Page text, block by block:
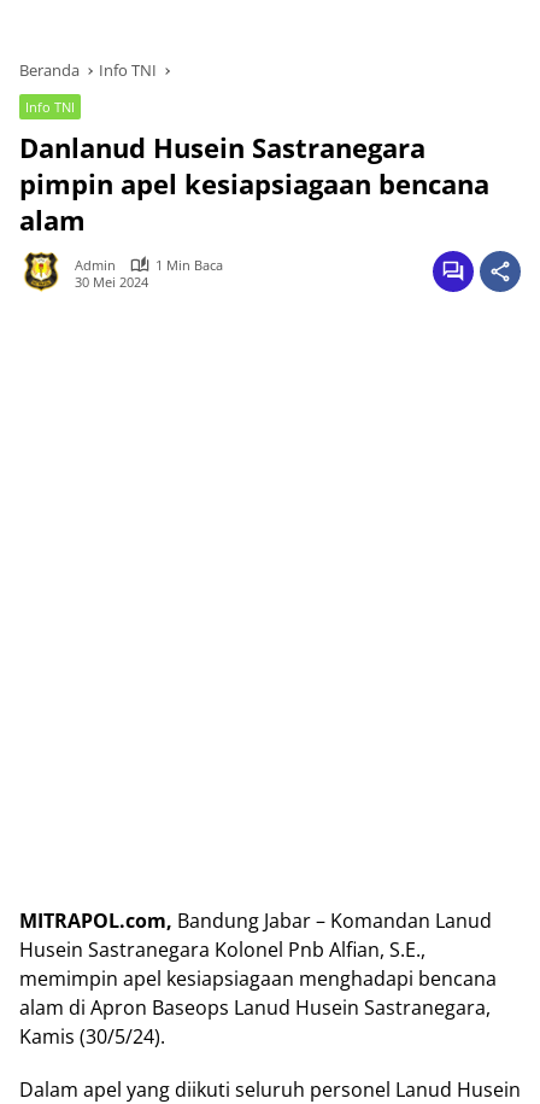
Beranda Info TNI
Info TNI
Danlanud Husein Sastranegara
pimpin apel kesiapsiagaan bencana
alam
Admin
1 Min Baca
30 Mei 2024
MITRAPOL.com, Bandung Jabar – Komandan Lanud
Husein Sastranegara Kolonel Pnb Alfian, S.E.,
memimpin apel kesiapsiagaan menghadapi bencana
alam di Apron Baseops Lanud Husein Sastranegara,
Kamis (30/5/24).
Dalam apel yang diikuti seluruh personel Lanud Husein